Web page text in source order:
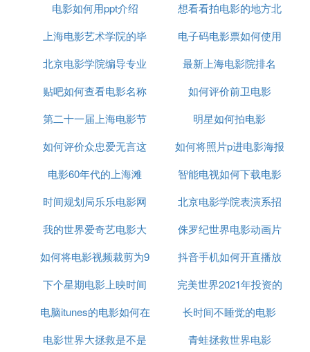
在录制视频时，请确保手机的存储空间充足，以
避免录制失败。
录制视频时可能会受到网络环境、手机性能等因
素的影响，建议在网络稳定、手机性能良好的情
况下进行录制。
部分APP可能需要对录屏功能进行额外的权限设
置，请按照APP的提示进行操作。
⑶ 鐢靛奖鎬庝箞淇濆瓨鍒版墜鏈轰笂鍓杈
戠數褰辨庝箞淇濆瓨鍒版墜鏈轰笂鍓杈戠墖
瑕佷互涓嬫ラわ細
姝ラ1锛氳幏鍙栫數褰辨枃浠
鍒版墜鏈轰笂銆備竴绉嶅父瑙佺殑鏂规硶鏄浠庝簰鑱
旂綉涓婁笅杞界數褰辨枃浠讹紝渚嬪傞氳繃缃戠珯銆
佸簲鐢ㄧ▼搴忔垨鍏朵粬鍦ㄧ嚎璧勬簮銆傛偍涔熷彲
浠ヤ娇鐢ㄨ浆鎹㈠伐鍏峰皢鐜版湁鐨勭數褰辨枃浠朵
影
电影如何用ppt介绍
想看看拍电影的地方北
京
上海电影艺术学院的毕
业生
电子码电影票如何使用
北京电影学院编导专业
分数线
最新上海电影院排名
贴吧如何查看电影名称
如何评价前卫电影
第二十一届上海电影节
红毯
明星如何拍电影
如何评价众忠爱无言这
部电影
如何将照片p进电影海报
电影60年代的上海滩
智能电视如何下载电影
本机
时间规划局乐乐电影网
北京电影学院表演系招
生人数2019
我的世界爱奇艺电影大
全
侏罗纪世界电影动画片
如何将电影视频裁剪为9
比16
抖音手机如何开直播放
电影
下个星期电影上映时间
完美世界2021年投资的
电影
电脑itunes的电影如何在
手机查看
长时间不睡觉的电影
电影世界大拯救是不是
青蛙拯救世界电影